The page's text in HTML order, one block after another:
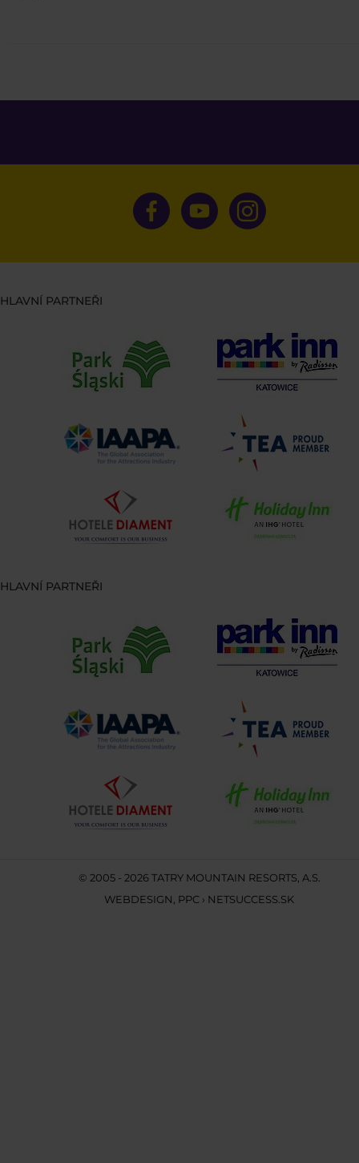
HLAVNÍ PARTNEŘI
HLAVNÍ PARTNEŘI
© 2005 - 2026 TATRY MOUNTAIN RESORTS, A.S.
WEBDESIGN, PPC › NETSUCCESS.SK